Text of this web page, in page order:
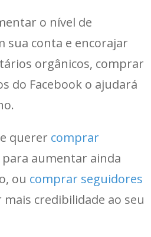
o nível de
sua conta e encorajar
orgânicos, comprar
do Facebook o ajudará
querer comprar
para aumentar ainda
ou comprar seguidores
mais credibilidade ao seu